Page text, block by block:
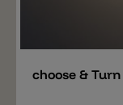
choose &